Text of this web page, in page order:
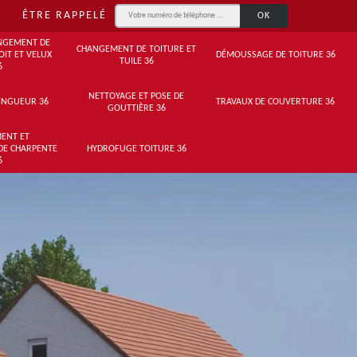
ÊTRE RAPPELÉ
DE
ET VELUX
CHANGEMENT DE TOITURE ET
TUILE 36
DÉMOUSSAGE DE TOITURE 36
36
NETTOYAGE ET POSE DE
GOUTTIÈRE 36
TRAVAUX DE COUVERTURE 36
ET
CHARPENTE
HYDROFUGE TOITURE 36